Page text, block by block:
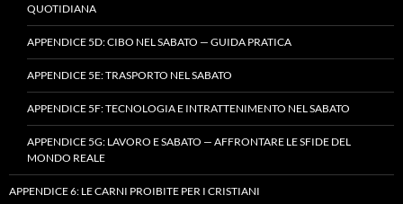
QUOTIDIANA
APPENDICE 5D: CIBO NEL SABATO — GUIDA PRATICA
APPENDICE 5E: TRASPORTO NEL SABATO
APPENDICE 5F: TECNOLOGIA E INTRATTENIMENTO NEL SABATO
APPENDICE 5G: LAVORO E SABATO — AFFRONTARE LE SFIDE DEL
MONDO REALE
APPENDICE 6: LE CARNI PROIBITE PER I CRISTIANI